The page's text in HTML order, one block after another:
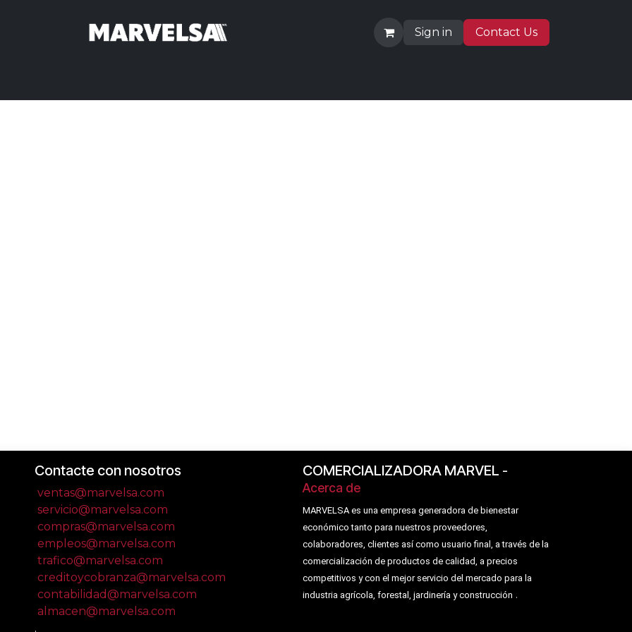
Sign in Contact Us
Contacte con nosotros
ventas@marvelsa.com
servicio@marvelsa.com
compras@marvelsa.com
empleos@marvelsa.com
trafico@marvelsa.com
creditoycobranza@marvelsa.com
contabilidad@marvelsa.com
almacen@marvelsa.com
.
COMERCIALIZADORA MARVEL -
Acerca de
MARVELSA es una empresa generadora de bienestar
económico tanto para nuestros proveedores,
colaboradores, clientes así como usuario final, a través de la
comercialización de productos de calidad, a precios
competitivos y con el mejor servicio del mercado para la
industria agrícola, forestal, jardinería y construcción .